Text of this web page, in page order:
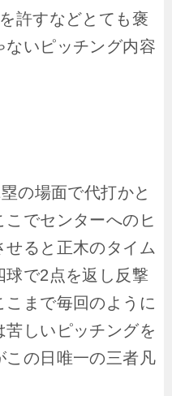
許すなどとても褒
ないピッチング内容
の場面で代打かと
でセンターへのヒ
せると正木のタイム
球で2点を返し反撃
こまで毎回のように
しいピッチングを
この日唯一の三者凡